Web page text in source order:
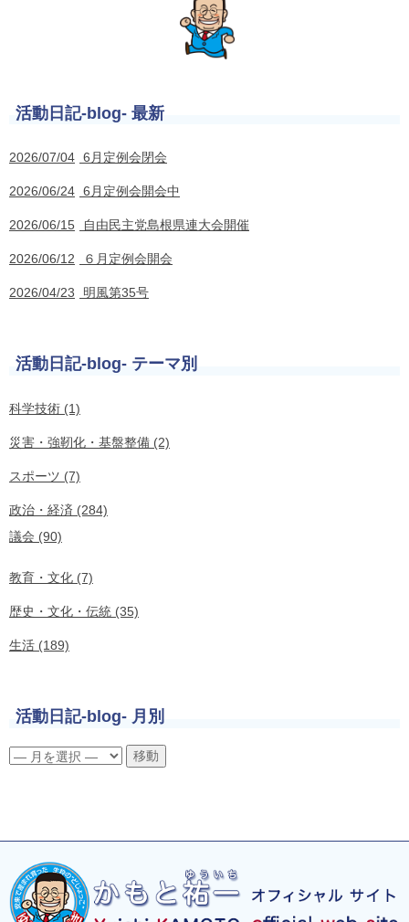
活動日記-blog- 最新
2026/07/04 6月定例会閉会
2026/06/24 6月定例会開会中
2026/06/15 自由民主党島根県連大会開催
2026/06/12 ６月定例会開会
2026/04/23 明風第35号
活動日記-blog- テーマ別
科学技術 (1)
災害・強靭化・基盤整備 (2)
スポーツ (7)
政治・経済 (284)
議会 (90)
教育・文化 (7)
歴史・文化・伝統 (35)
生活 (189)
活動日記-blog- 月別